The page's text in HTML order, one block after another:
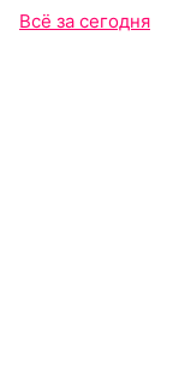
Всё за сегодня